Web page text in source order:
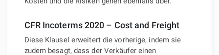
CFR Incoterms 2020 – Cost and Freight
Diese Klausel erweitert die vorherige, indem sie
zudem besagt, dass der Verkäufer einen